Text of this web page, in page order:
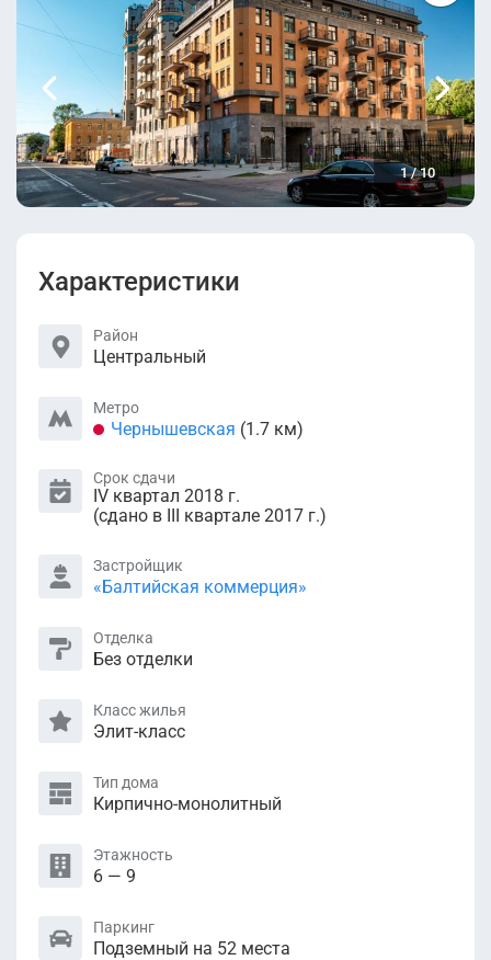
1/10
Характеристики
Район
Центральный
Метро
Чернышевская (1.7 км)
Срок сдачи
IV квартал 2018 г.
(сдано в III квартале 2017 г.)
Застройщик
«Балтийская коммерция»
Отделка
Без отделки
Класс жилья
Элит-класс
Тип дома
Кирпично-монолитный
Этажность
6 — 9
Паркинг
Подземный на 52 места